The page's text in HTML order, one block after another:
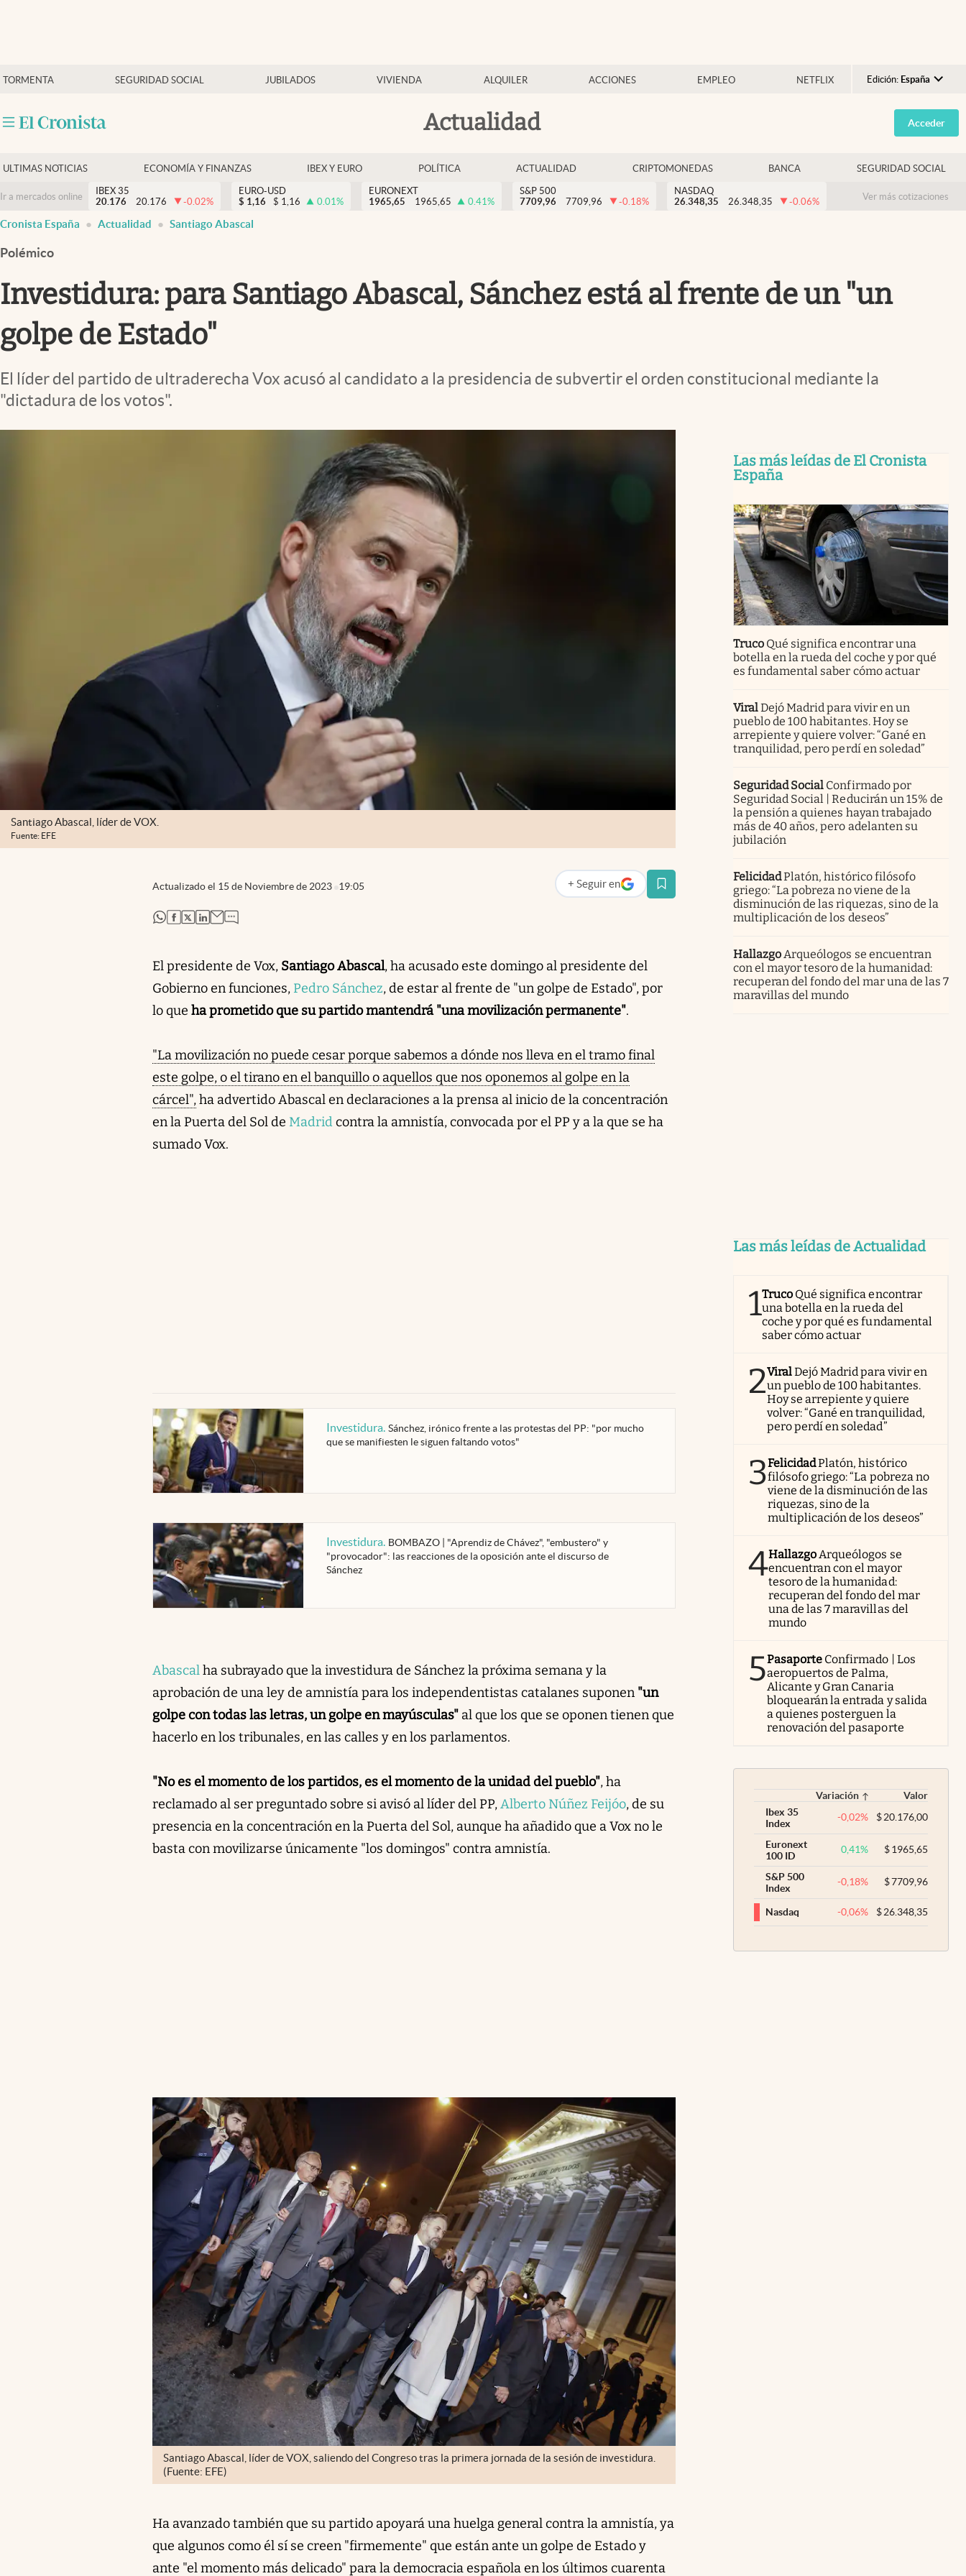
TORMENTA SEGURIDAD SOCIAL JUBILADOS VIVIENDA ALQUILER ACCIONES EMPLEO NETFLIX Edición: España
Argentina
España
USA
Colombia
Actualidad
Economía y finanzas
Criptomonedas
Acceder
ULTIMAS NOTICIAS ECONOMÍA Y FINANZAS IBEX Y EURO POLÍTICA ACTUALIDAD CRIPTOMONEDAS BANCA SEGURIDAD SOCIAL
Ir a mercados online
IBEX 35
20.176
20.176 -0.02%
EURO-USD
$ 1,16 $ 1,16 0.01%
EURONEXT
1965,65
1965,65 0.41%
S&P 500
7709,96
7709,96 -0.18%
NASDAQ
26.348,35
26.348,35 -0.06% Ver más cotizaciones
Cronista España Actualidad Santiago Abascal
Polémico
Investidura: para Santiago Abascal, Sánchez está al frente de un "un
golpe de Estado"
El líder del partido de ultraderecha Vox acusó al candidato a la presidencia de subvertir el orden constitucional mediante la
"dictadura de los votos".
Santiago Abascal, líder de VOX.
Fuente: EFE
Actualizado el 15 de Noviembre de 2023 19:05 + Seguir en
abre en nueva pestaña
abre en nueva pestaña
abre en nueva pestaña
abre en nueva pestaña
abre en nueva pestaña
El presidente de Vox, Santiago Abascal, ha acusado este domingo al presidente del
Gobierno en funciones, Pedro Sánchez, de estar al frente de "un golpe de Estado", por
lo que ha prometido que su partido mantendrá "una movilización permanente".
"La movilización no puede cesar porque sabemos a dónde nos lleva en el tramo final
este golpe, o el tirano en el banquillo o aquellos que nos oponemos al golpe en la
cárcel",ha advertido Abascal en declaraciones a la prensa al inicio de la concentración
en la Puerta del Sol de Madridcontra la amnistía, convocada por el PP y a la que se ha
sumado Vox.
Investidura. Sánchez, irónico frente a las protestas del PP: "por mucho
que se manifiesten le siguen faltando votos"
abre en nueva pestaña
Investidura. BOMBAZO | "Aprendiz de Chávez", "embustero" y
"provocador": las reacciones de la oposición ante el discurso de
Sánchez
abre en nueva pestaña
Abascalha subrayado que la investidura de Sánchez la próxima semana y la
aprobación de una ley de amnistía para los independentistas catalanes suponen "un
golpe con todas las letras, un golpe en mayúsculas" al que los que se oponen tienen que
hacerlo en los tribunales, en las calles y en los parlamentos.
"No es el momento de los partidos, es el momento de la unidad del pueblo", ha
reclamado al ser preguntado sobre si avisó al líder del PP,Alberto Núñez Feijóo, de su
presencia en la concentración en la Puerta del Sol, aunque ha añadido que a Vox no le
basta con movilizarse únicamente "los domingos" contra amnistía.
Santiago Abascal, líder de VOX, saliendo del Congreso tras la primera jornada de la sesión de investidura.
(Fuente: EFE)
Ha avanzado también que su partido apoyará una huelga general contra la amnistía, ya
que algunos como él sí se creen "firmemente" que están ante un golpe de Estado y
ante "el momento más delicado" para la democracia española en los últimos cuarenta
Las más leídas de El Cronista
España
Truco Qué significa encontrar una
botella en la rueda del coche y por qué
es fundamental saber cómo actuar
ViralDejó Madrid para vivir en un
pueblo de 100 habitantes. Hoy se
arrepiente y quiere volver: “Gané en
tranquilidad, pero perdí en soledad”
Seguridad Social Confirmado por
Seguridad Social | Reducirán un 15% de
la pensión a quienes hayan trabajado
más de 40 años, pero adelanten su
jubilación
FelicidadPlatón, histórico filósofo
griego: “La pobreza no viene de la
disminución de las riquezas, sino de la
multiplicación de los deseos”
HallazgoArqueólogos se encuentran
con el mayor tesoro de la humanidad:
recuperan del fondo del mar una de las 7
maravillas del mundo
Las más leídas de Actualidad
1Truco Qué significa encontrar
una botella en la rueda del
coche y por qué es fundamental
saber cómo actuar
2ViralDejó Madrid para vivir en
un pueblo de 100 habitantes.
Hoy se arrepiente y quiere
volver: “Gané en tranquilidad,
pero perdí en soledad”
3FelicidadPlatón, histórico
filósofo griego: “La pobreza no
viene de la disminución de las
riquezas, sino de la
multiplicación de los deseos”
4HallazgoArqueólogos se
encuentran con el mayor
tesoro de la humanidad:
recuperan del fondo del mar
una de las 7 maravillas del
mundo
5Pasaporte Confirmado | Los
aeropuertos de Palma,
Alicante y Gran Canaria
bloquearán la entrada y salida
a quienes posterguen la
renovación del pasaporte
Variación
Valor
Ibex 35
Index
-0,02% $20.176,00
Euronext
100 ID
0,41% $1965,65
S&P 500
Index
-0,18% $7709,96
Nasdaq -0,06% $26.348,35